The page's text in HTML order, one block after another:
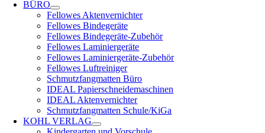
BÜRO
Fellowes Aktenvernichter
Fellowes Bindegeräte
Fellowes Bindegeräte-Zubehör
Fellowes Laminiergeräte
Fellowes Laminiergeräte-Zubehör
Fellowes Luftreiniger
Schmutzfangmatten Büro
IDEAL Papierschneidemaschinen
IDEAL Aktenvernichter
Schmutzfangmatten Schule/KiGa
KOHL VERLAG